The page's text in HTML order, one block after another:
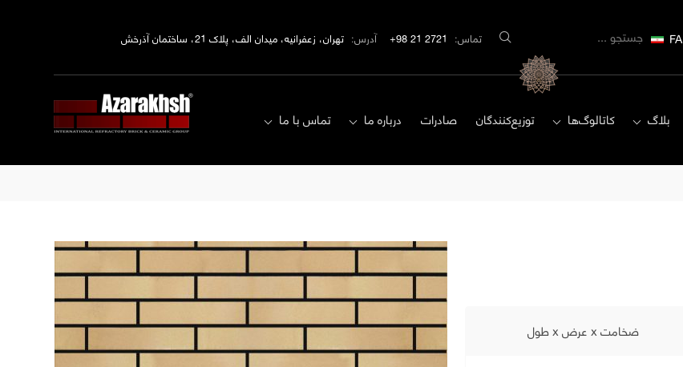
FA تماس: 2721 21 98+ آدرس: تهران، زعفرانیه، میدان الف، پلاک 21، ساختمان آذرخش
بلاگ کاتالوگ‌ها توزیع‌کنندگان صادرات درباره ما
تماس با ما
ضخامت x عرض x طول